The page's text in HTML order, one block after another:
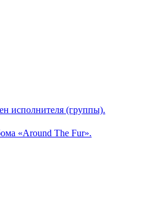
исполнителя (группы).
«Around The Fur».